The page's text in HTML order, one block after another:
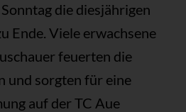
die diesjährigen
Ende. Viele erwachsene
feuerten die
und sorgten für eine
auf der TC Aue